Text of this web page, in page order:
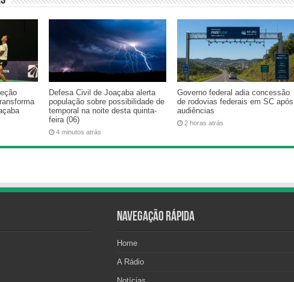
Defesa Civil de Joaçaba alerta
população sobre possibilidade de
temporal na noite desta quinta-
feira (06)
4 minutos atrás
Governo federal adia concessão
de rodovias federais em SC após
audiências
2 horas atrás
Navegação Rápida
Home
A Rádio